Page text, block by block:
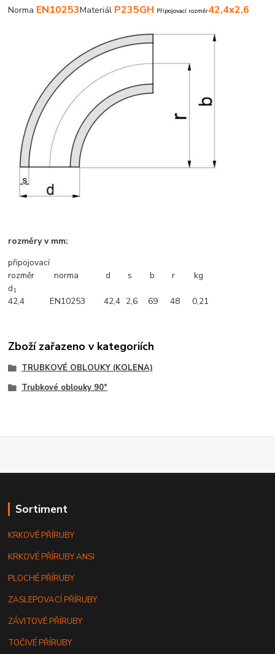
Norma EN10253Materiál P235GH Připojovací rozměr42,4x2,6
rozměry v mm:
připojovací
rozměr
d1
norma d s b r kg
42,4 EN10253 42,4 2,6 69 48 0,21
Zboží zařazeno v kategoriích
TRUBKOVÉ OBLOUKY (KOLENA)
Trubkové oblouky 90°
Sortiment
KRKOVÉ PŘÍRUBY
KRKOVÉ PŘÍRUBY ANSI
PLOCHÉ PŘÍRUBY
ZASLEPOVACÍ PŘÍRUBY
ZÁVITOVÉ PŘÍRUBY
TOČIVÉ PŘÍRUBY